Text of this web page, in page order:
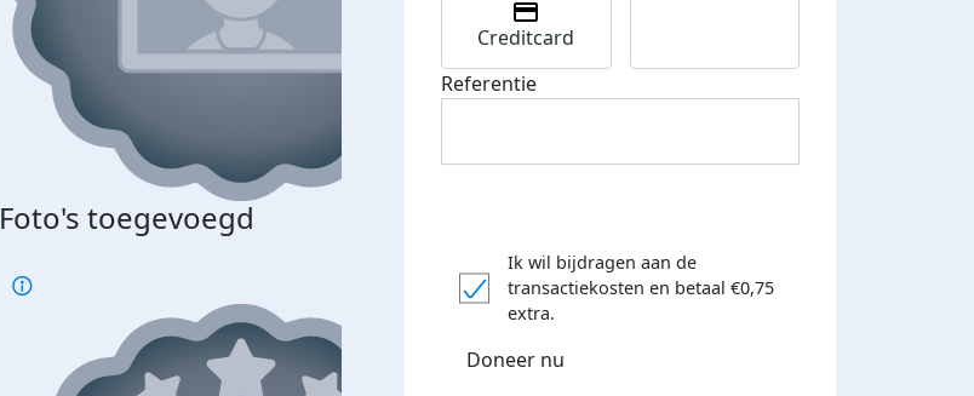
Foto's toegevoegd
Creditcard
Referentie
Ik wil bijdragen aan de
transactiekosten en betaal €0,75
extra.
Doneer nu